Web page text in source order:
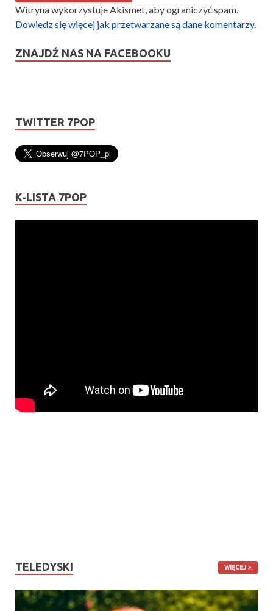
Witryna wykorzystuje Akismet, aby ograniczyć spam.
Dowiedz się więcej jak przetwarzane są dane komentarzy.
ZNAJDŹ NAS NA FACEBOOKU
TWITTER 7POP
K-LISTA 7POP
TELEDYSKI WIĘCEJ